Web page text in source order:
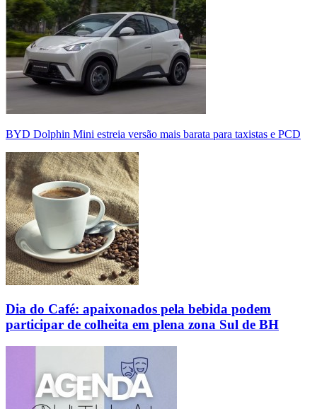
BYD Dolphin Mini estreia versão mais barata para taxistas e PCD
Dia do Café: apaixonados pela bebida podem
participar de colheita em plena zona Sul de BH